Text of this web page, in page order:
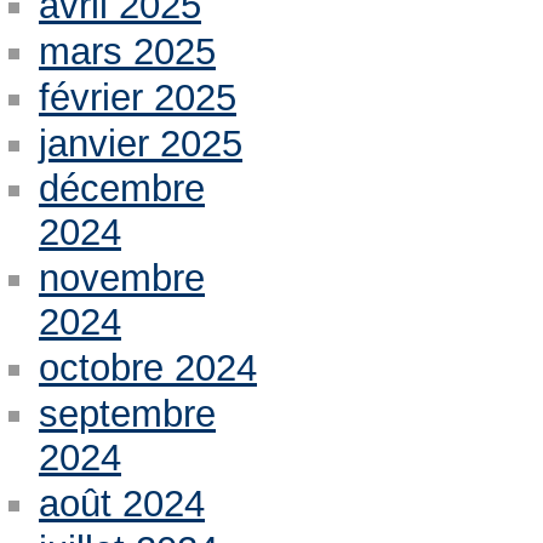
mars 2025
février 2025
janvier 2025
décembre
2024
novembre
2024
octobre 2024
septembre
2024
août 2024